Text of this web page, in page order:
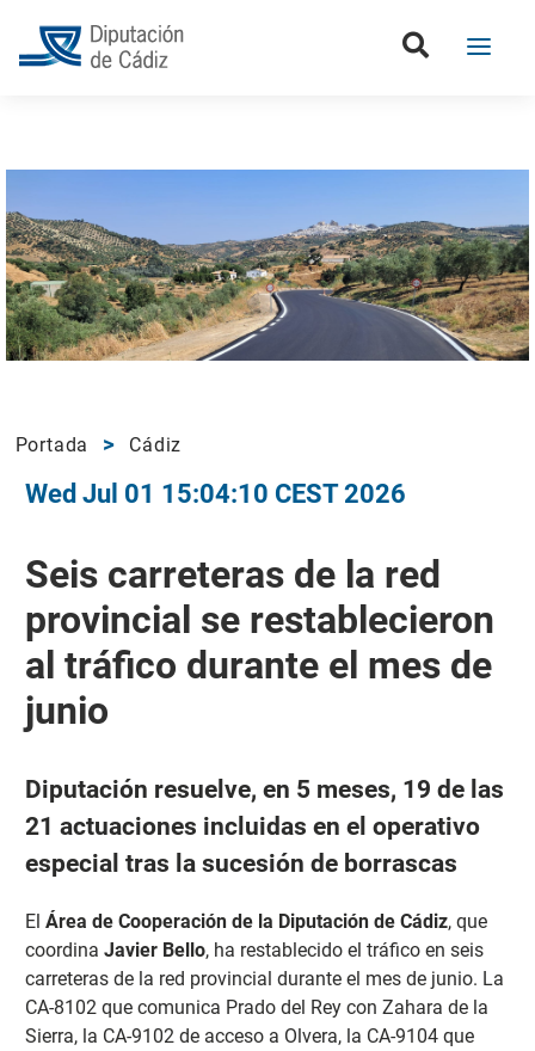
Portada Cádiz
Wed Jul 01 15:04:10 CEST 2026
Seis carreteras de la red
provincial se restablecieron
al tráfico durante el mes de
junio
Diputación resuelve, en 5 meses, 19 de las
21 actuaciones incluidas en el operativo
especial tras la sucesión de borrascas
El Área de Cooperación de la Diputación de Cádiz, que
coordina Javier Bello, ha restablecido el tráfico en seis
carreteras de la red provincial durante el mes de junio. La
CA-8102 que comunica Prado del Rey con Zahara de la
Sierra, la CA-9102 de acceso a Olvera, la CA-9104 que